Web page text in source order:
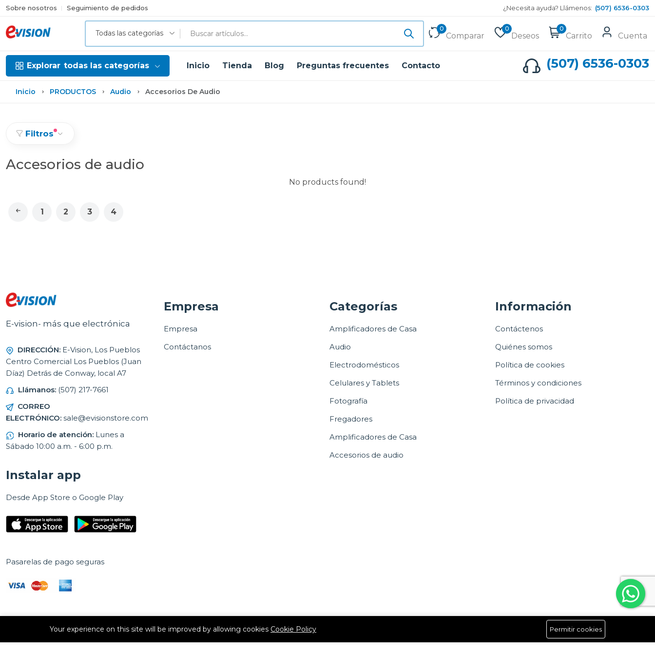
Sobre nosotros Seguimiento de pedidos ¿Necesita ayuda? Llámenos: (507) 6536-0303
Todas las categorías
0
Comparar
0
Deseos
0
Carrito Cuenta
Explorar todas las categorías Inicio Tienda Blog Preguntas frecuentes Contacto (507) 6536-0303
Inicio PRODUCTOS Audio Accesorios De Audio
Filtros
Accesorios de audio
No products found!
1 2 3 4
E-vision- más que electrónica
DIRECCIÓN: E-Vision, Los Pueblos
Centro Comercial Los Pueblos (Juan
Díaz) Detrás de Conway, local A7
Llámanos: (507) 217-7661
CORREO
ELECTRÓNICO: sale@evisionstore.com
Horario de atención: Lunes a
Sábado 10:00 a.m. - 6:00 p.m.
Empresa
Empresa
Contáctanos
Categorías
Amplificadores de Casa
Audio
Electrodomésticos
Celulares y Tablets
Fotografía
Fregadores
Amplificadores de Casa
Accesorios de audio
Información
Contáctenos
Quiénes somos
Política de cookies
Términos y condiciones
Política de privacidad
Instalar app
Desde App Store o Google Play
Pasarelas de pago seguras
Derechos de autor © 2026 E Vision, S.A. Todos los derechos
(507) 6536-0303 Síguenos
Your experience on this site will be improved by allowing cookies Cookie Policy Permitir cookies